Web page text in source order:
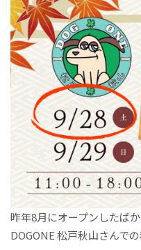
昨年8月にオープンしたばか
DOGONE 松戸秋山さんで